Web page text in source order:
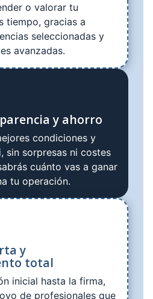
o valorar tu
tiempo, gracias a
seleccionadas y
avanzadas.
y ahorro
condiciones y
sin sorpresas ni costes
cuánto vas a ganar
tu operación.
y
total
inicial hasta la firma,
de profesionales que